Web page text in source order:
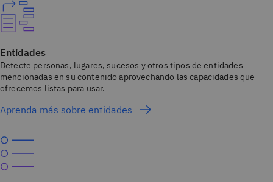
Entidades
Detecte personas, lugares, sucesos y otros tipos de entidades
mencionadas en su contenido aprovechando las capacidades que
ofrecemos listas para usar.
Aprenda más sobre entidades